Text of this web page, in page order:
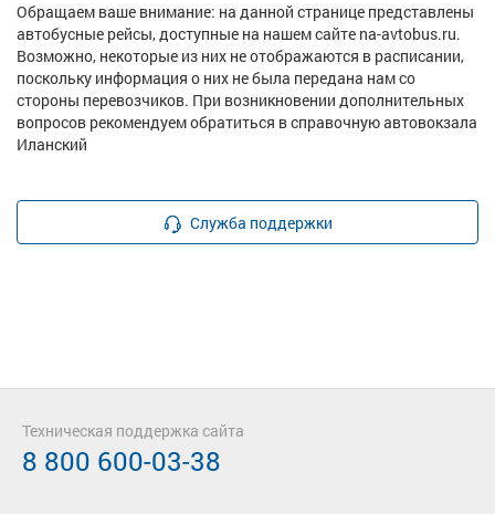
Обращаем ваше внимание: на данной странице представлены
автобусные рейсы, доступные на нашем сайте na-avtobus.ru.
Возможно, некоторые из них не отображаются в расписании,
поскольку информация о них не была передана нам со
стороны перевозчиков. При возникновении дополнительных
вопросов рекомендуем обратиться в справочную автовокзала
Иланский
Служба поддержки
Техническая поддержка сайта
8 800 600-03-38